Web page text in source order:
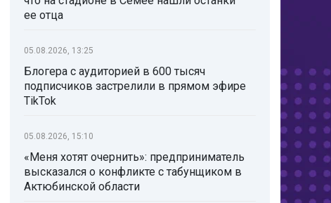
ее отца
05.08.2026, 13:25
Блогера с аудиторией в 600 тысяч
подписчиков застрелили в прямом эфире
TikTok
05.08.2026, 15:10
«Меня хотят очернить»: предприниматель
высказался о конфликте с табунщиком в
Актюбинской области